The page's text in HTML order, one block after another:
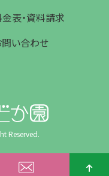
Reserved.
表・資料請求
問い合わせ